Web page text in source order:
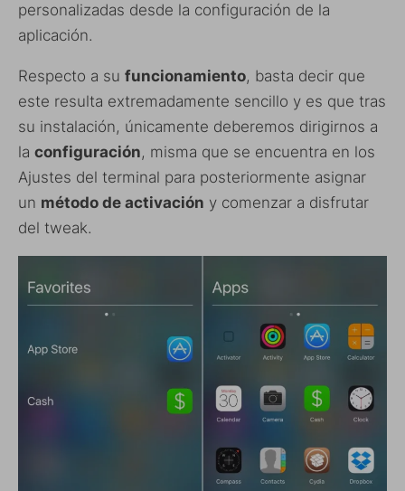
personalizadas desde la configuración de la
aplicación.
Respecto a su funcionamiento, basta decir que
este resulta extremadamente sencillo y es que tras
su instalación, únicamente deberemos dirigirnos a
la configuración, misma que se encuentra en los
Ajustes del terminal para posteriormente asignar
un método de activación y comenzar a disfrutar
del tweak.